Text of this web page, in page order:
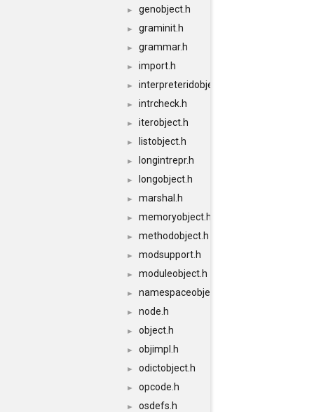
► genobject.h
► graminit.h
► grammar.h
► import.h
► interpreteridobject.h
► intrcheck.h
► iterobject.h
► listobject.h
► longintrepr.h
► longobject.h
► marshal.h
► memoryobject.h
► methodobject.h
► modsupport.h
► moduleobject.h
► namespaceobject.h
► node.h
► object.h
► objimpl.h
► odictobject.h
► opcode.h
► osdefs.h